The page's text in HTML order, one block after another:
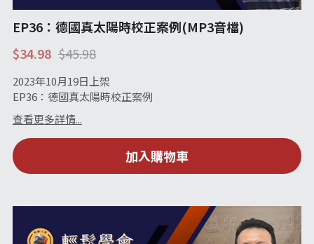
EP36：德國真太陽時校正案例(MP3音檔)
$34.98 $45.98
2023年10月19日上架
EP36：德國真太陽時校正案例
查看更多詳情...
加入購物車